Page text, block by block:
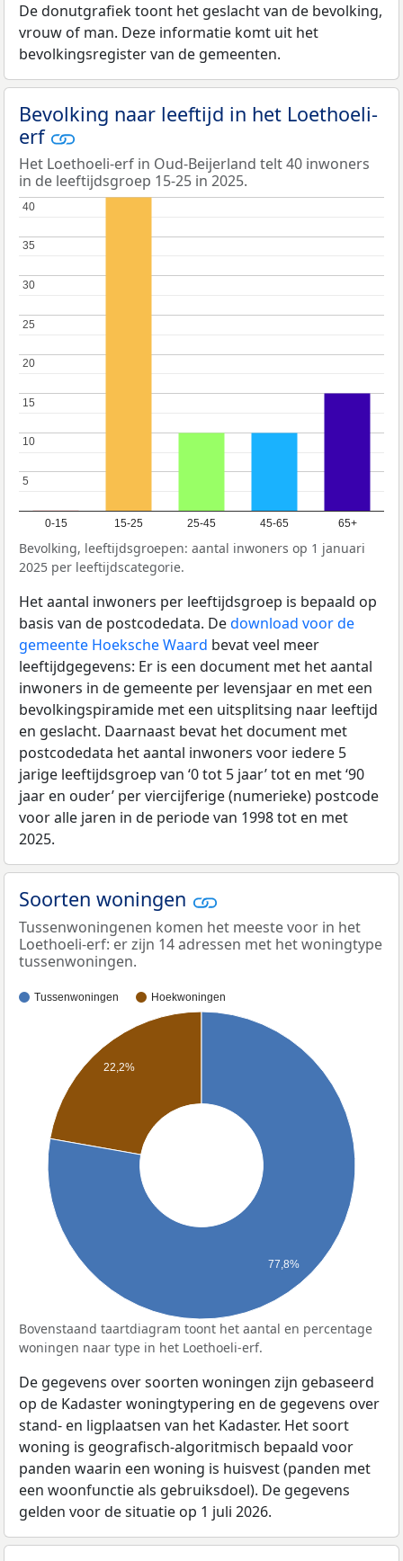
De donutgrafiek toont het geslacht van de bevolking,
vrouw of man. Deze informatie komt uit het
bevolkingsregister van de gemeenten.
Bevolking naar leeftijd in het Loethoeli-
erf
Het Loethoeli-erf in Oud-Beijerland telt 40 inwoners
in de leeftijdsgroep 15-25 in 2025.
0-15 15-25 25-45 45-65 65+
5
5
10
10
15
15
20
20
25
25
30
30
35
35
40
40
Bevolking, leeftijdsgroepen: aantal inwoners op 1 januari
2025 per leeftijdscategorie.
Het aantal inwoners per leeftijdsgroep is bepaald op
basis van de postcodedata. Dedownload voor de
gemeente Hoeksche Waard bevat veel meer
leeftijdgegevens: Er is een document met het aantal
inwoners in de gemeente per levensjaar en met een
bevolkingspiramide met een uitsplitsing naar leeftijd
en geslacht. Daarnaast bevat het document met
postcodedata het aantal inwoners voor iedere 5
jarige leeftijdsgroep van ‘0 tot 5 jaar’ tot en met ‘90
jaar en ouder’ per viercijferige (numerieke) postcode
voor alle jaren in de periode van 1998 tot en met
2025.
Soorten woningen
Tussenwoningenen komen het meeste voor in het
Loethoeli-erf: er zijn 14 adressen met het woningtype
tussenwoningen.
Tussenwoningen Hoekwoningen
22,2%
77,8%
Bovenstaand taartdiagram toont het aantal en percentage
woningen naar type in het Loethoeli-erf.
De gegevens over soorten woningen zijn gebaseerd
op de Kadaster woningtypering en de gegevens over
stand- en ligplaatsen van het Kadaster. Het soort
woning is geografisch-algoritmisch bepaald voor
panden waarin een woning is huisvest (panden met
een woonfunctie als gebruiksdoel). De gegevens
gelden voor de situatie op 1 juli 2026.